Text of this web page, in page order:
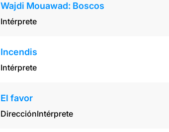
Wajdi Mouawad: Boscos
Intérprete
Incendis
Intérprete
El favor
DirecciónIntérprete